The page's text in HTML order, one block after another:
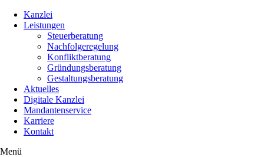
Kanzlei
Leistungen
Steuerberatung
Nachfolgeregelung
Konfliktberatung
Gründungsberatung
Gestaltungsberatung
Aktuelles
Digitale Kanzlei
Mandantenservice
Karriere
Kontakt
Menü